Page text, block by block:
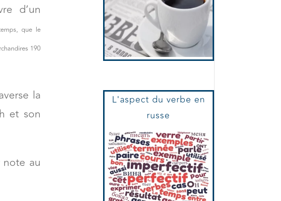
d’un
que le
190
la
et son
au
L'aspect du verbe en
russe